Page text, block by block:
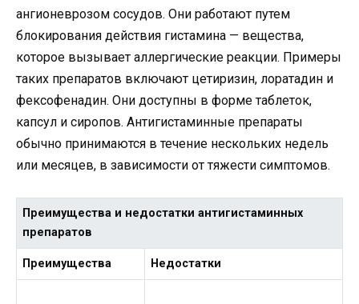
ангионеврозом сосудов. Они работают путем
блокирования действия гистамина — вещества,
которое вызывает аллергические реакции. Примеры
таких препаратов включают цетиризин, лоратадин и
фексофенадин. Они доступны в форме таблеток,
капсул и сиропов. Антигистаминные препараты
обычно принимаются в течение нескольких недель
или месяцев, в зависимости от тяжести симптомов.
Преимущества и недостатки антигистаминных
препаратов
Преимущества Недостатки